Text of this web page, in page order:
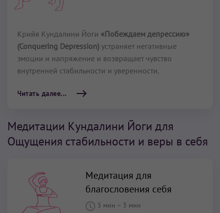
Крийя Кундалини Йоги «Побеждаем депрессию»
(Conquering Depression) устраняет негативные
эмоции и напряжение и возвращает чувство
внутренней стабильности и уверенности.
Читать далее...
Медитации Кундалини Йоги для
Ощущения стабильности и веры в себя
Медитация для
благословения себя
3 мин – 3 мин